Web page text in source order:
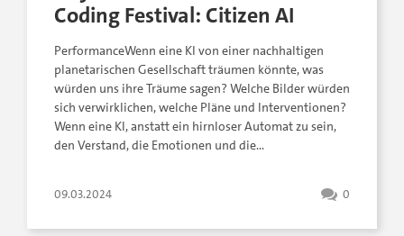
Coding Festival: Citizen AI
PerformanceWenn eine KI von einer nachhaltigen
planetarischen Gesellschaft träumen könnte, was
würden uns ihre Träume sagen? Welche Bilder würden
sich verwirklichen, welche Pläne und Interventionen?
Wenn eine KI, anstatt ein hirnloser Automat zu sein,
den Verstand, die Emotionen und die…
09.03.2024 0